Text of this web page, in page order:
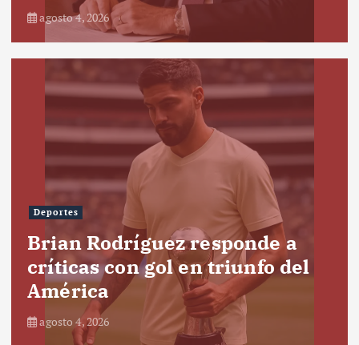
agosto 4, 2026
Deportes
Brian Rodríguez responde a
críticas con gol en triunfo del
América
agosto 4, 2026